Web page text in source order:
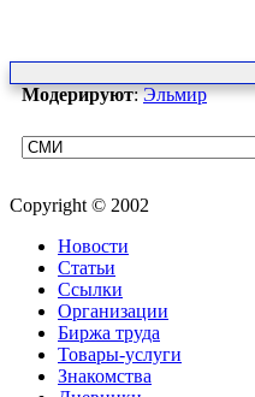
Модерируют:Эльмир
Copyright © 2002
Новости
Статьи
Ссылки
Организации
Биржа труда
Товары-услуги
Знакомства